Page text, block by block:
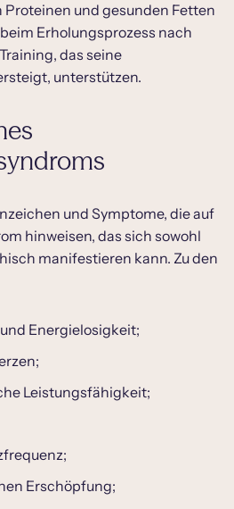
Proteinen und gesunden Fetten
Erholungsprozess nach
das seine
unterstützen.
und Symptome, die auf
hinweisen, das sich sowohl
manifestieren kann. Zu den
Energielosigkeit;
Leistungsfähigkeit;
Erschöpfung;